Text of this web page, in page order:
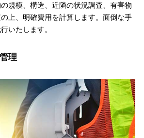
規模、構造、近隣の状況調査、有害物
上、明確費用を計算します。面倒な手
いたします。
理